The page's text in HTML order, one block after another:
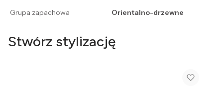
Grupa zapachowa
Orientalno-drzewne
Stwórz stylizację